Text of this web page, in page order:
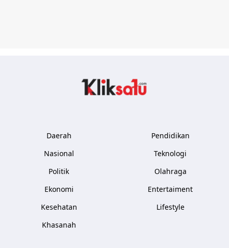
Daerah
Nasional
Politik
Ekonomi
Kesehatan
Khasanah
Pendidikan
Teknologi
Olahraga
Entertaiment
Lifestyle